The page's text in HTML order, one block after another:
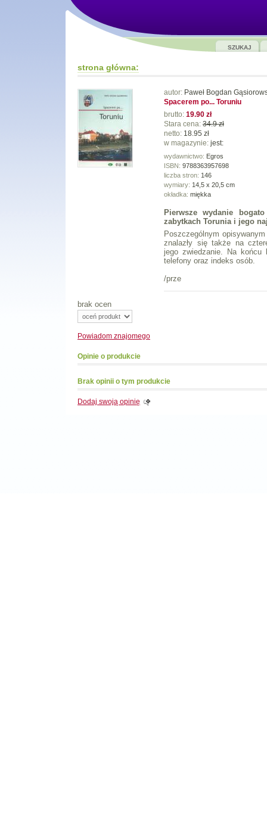
SZUKAJ
strona główna:
autor: Paweł Bogdan
Spacerem po... Toruniu
brutto: 19.90 zł
Stara cena: 34.9 zł
netto: 18.95 zł
w magazynie: jest:
wydawnictwo: Egros
ISBN: 9788363957698
liczba stron: 146
wymiary: 14,5 x 20,5 cm
okładka: miękka
Pierwsze wydanie
zabytkach Torunia i jego
Poszczególnym
znalazły się także na
jego zwiedzanie. Na końcu
telefony oraz indeks osób.
/prze
brak ocen
Powiadom znajomego
Opinie o produkcie
Brak opinii o tym produkcie
Dodaj swoją opinię